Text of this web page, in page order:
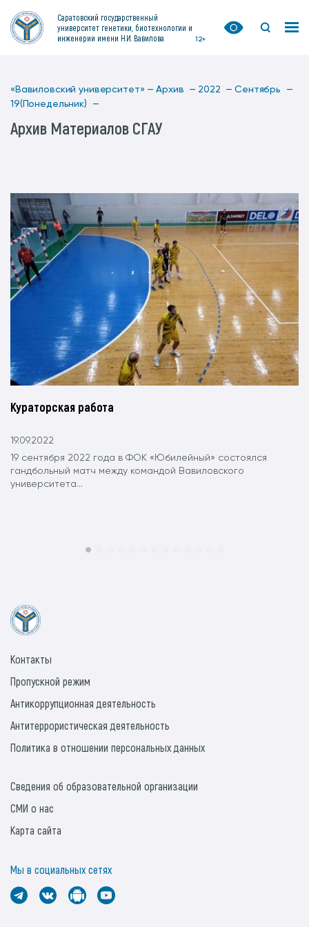
Саратовский государственный
университет генетики, биотехнологии и
инженерии имени Н.И. Вавилова
12+
«Вавиловский университет» — Архив — 2022 — Сентябрь —
19(Понедельник) —
Архив Материалов СГАУ
Кураторская работа
19.09.2022
19 сентября 2022 года в ФОК «Юбилейный» состоялся
гандбольный матч между командой Вавиловского
университета...
Контакты
Пропускной режим
Антикоррупционная деятельность
Антитеррористическая деятельность
Политика в отношении персональных данных
Сведения об образовательной организации
СМИ о нас
Карта сайта
Мы в социальных сетях